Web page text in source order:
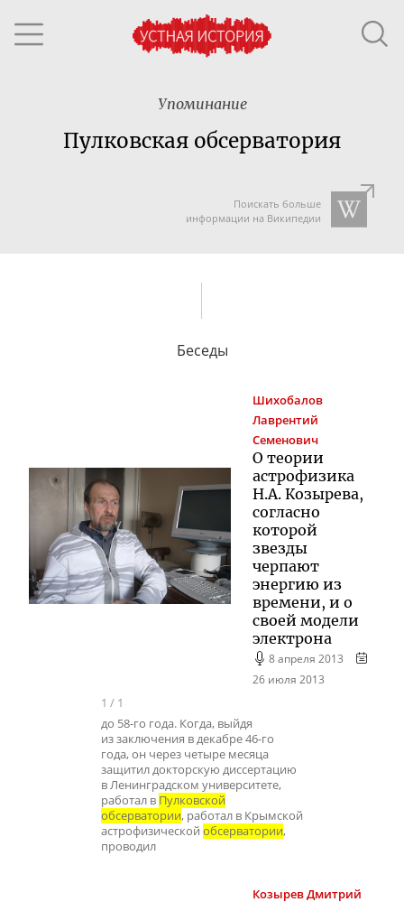
Упоминание
Пулковская обсерватория
Поискать больше
информации на Википедии
Беседы
Шихобалов
Лаврентий
Семенович
О теории
астрофизика
Н.А. Козырева,
согласно
которой
звезды
черпают
энергию из
времени, и о
своей модели
электрона
8 апреля 2013
26 июля 2013
1 / 1
до 58-го года. Когда, выйдя
из заключения в декабре 46-го
года, он через четыре месяца
защитил докторскую диссертацию
в Ленинградском университете,
работал в Пулковской
обсерватории, работал в Крымской
астрофизической обсерватории,
проводил
КозыревДмитрий